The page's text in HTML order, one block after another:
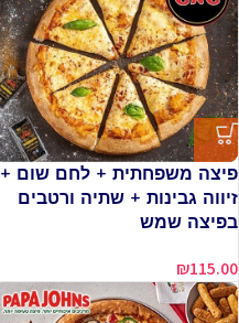
פיצה משפחתית + לחם שום +
זיווה גבינות + שתיה ורטבים
בפיצה שמש
₪115.00